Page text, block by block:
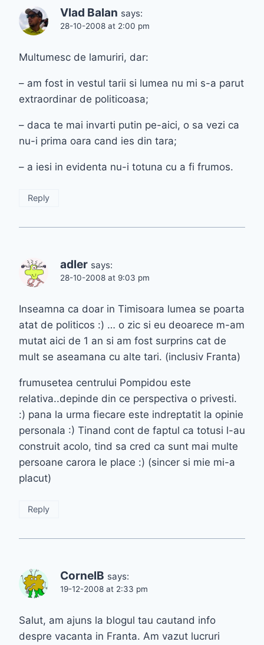
Vlad Balan says:
28-10-2008 at 2:00 pm
Multumesc de lamuriri, dar:
– am fost in vestul tarii si lumea nu mi s-a parut
extraordinar de politicoasa;
– daca te mai invarti putin pe-aici, o sa vezi ca
nu-i prima oara cand ies din tara;
– a iesi in evidenta nu-i totuna cu a fi frumos.
Reply
adler says:
28-10-2008 at 9:03 pm
Inseamna ca doar in Timisoara lumea se poarta
atat de politicos :) … o zic si eu deoarece m-am
mutat aici de 1 an si am fost surprins cat de
mult se aseamana cu alte tari. (inclusiv Franta)
frumusetea centrului Pompidou este
relativa..depinde din ce perspectiva o privesti.
:) pana la urma fiecare este indreptatit la opinie
personala :) Tinand cont de faptul ca totusi l-au
construit acolo, tind sa cred ca sunt mai multe
persoane carora le place :) (sincer si mie mi-a
placut)
Reply
CornelB says:
19-12-2008 at 2:33 pm
Salut, am ajuns la blogul tau cautand info
despre vacanta in Franta. Am vazut lucruri